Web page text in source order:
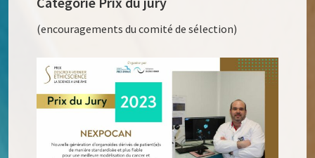
(encouragements du comité de sélection)